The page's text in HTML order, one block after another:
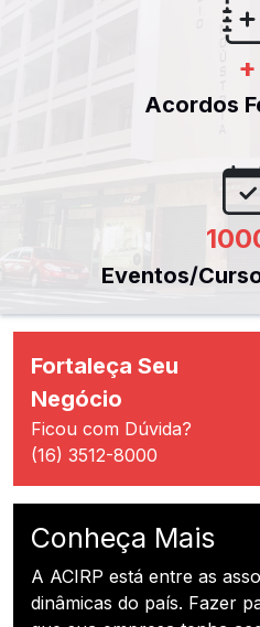
+
Acordos
Eventos/
Fortaleça Seu
Negócio
Ficou com Dúvida?
(16) 3512-8000
Conheça Mais
A ACIRP está entre as
dinâmicas do país. Fazer